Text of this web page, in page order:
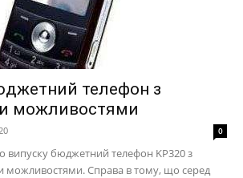
телефон з
можливостями
0
випуску бюджетний телефон KP320 з
Справа в тому, що серед